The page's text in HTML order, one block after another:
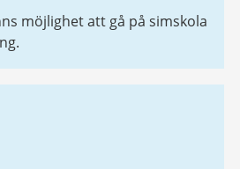
möjlighet att gå på simskola